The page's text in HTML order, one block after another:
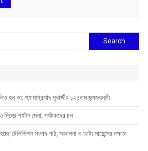
Search
for:
হল ডা: শ্যামাপ্রসাদ মুখার্জীর ১২৫তম জন্মজয়ন্তী
পর্যটন মেলা, পর্যটকদের ঢল
টেলিভিশন সংবাদ পাঠ, সঞ্চালনা ও ডাটা সায়েন্সের দক্ষতা